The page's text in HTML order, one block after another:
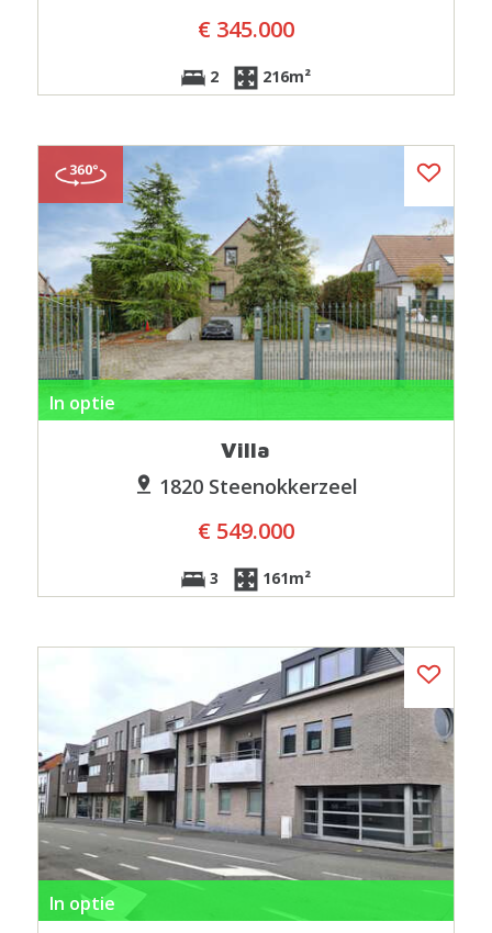
€ 345.000
2 216m²
In optie
Villa
1820 Steenokkerzeel
€ 549.000
3 161m²
In optie